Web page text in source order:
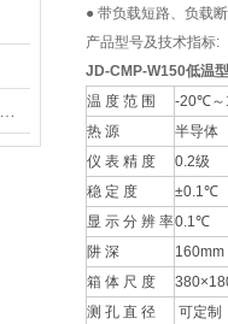
● 带负载短路、负载
产品型号及技术指标:
JD-CMP-W150低温型
温 度 范 围
-20℃
热 源
半导体
仪 表 精 度
0.2级
稳 定 度
±0.1℃
显 示 分 辨 率0.1℃
阱 深
160mm
箱 体 尺 度
测 孔 直 径
可定制